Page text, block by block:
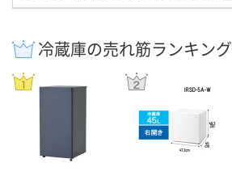
冷蔵庫の売れ筋ランキング